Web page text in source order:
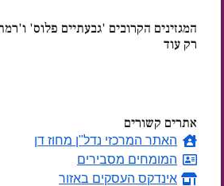
המגזינים הקרובים 'גבעתיים פלוס'
רק עוד
אתרים קשורים
האתר המרכזי נדל"ן מחוז דן
המומחים מסבירים
אינדקס העסקים באזור